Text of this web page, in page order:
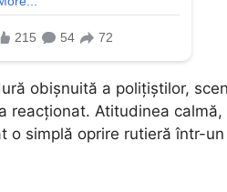
obișnuită a polițiștilor,
reacționat. Atitudinea
o simplă oprire rutieră într-